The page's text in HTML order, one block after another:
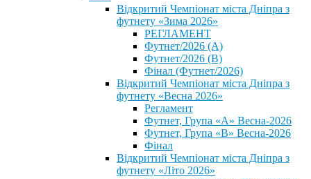
Відкритий Чемпіонат міста Дніпра з
футнету «Зима 2026»
РЕГЛАМЕНТ
Футнет/2026 (А)
Футнет/2026 (В)
Фінал (Футнет/2026)
Відкритий Чемпіонат міста Дніпра з
футнету «Весна 2026»
Регламент
Футнет, Група «А» Весна-2026
Футнет, Група «В» Весна-2026
Фінал
Відкритий Чемпіонат міста Дніпра з
футнету «Літо 2026»